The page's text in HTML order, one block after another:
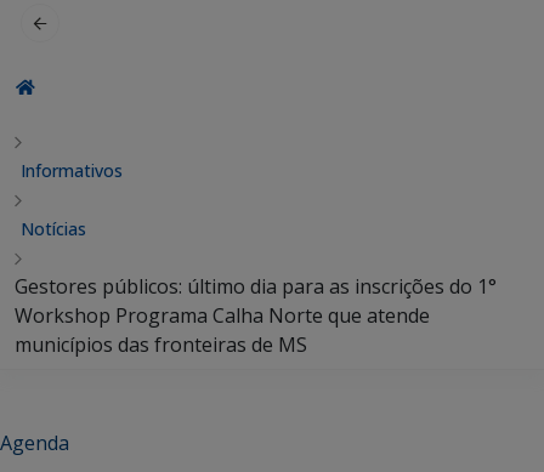
Informativos
Notícias
Gestores públicos: último dia para as inscrições do 1°
Workshop Programa Calha Norte que atende
municípios das fronteiras de MS
Agenda